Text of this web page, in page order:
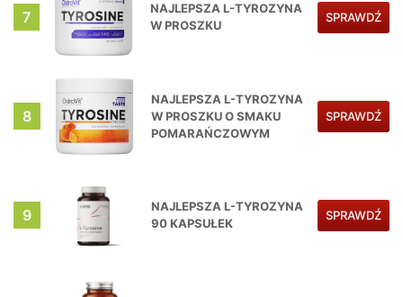
7
NAJLEPSZA L-TYROZYNA
W PROSZKU
SPRAWDŹ
8
NAJLEPSZA L-TYROZYNA
W PROSZKU O SMAKU
POMARAŃCZOWYM
SPRAWDŹ
9
NAJLEPSZA L-TYROZYNA
90 KAPSUŁEK
SPRAWDŹ